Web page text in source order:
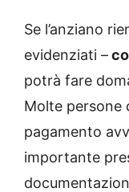
Se l’anziano
evidenziati –
potrà fare
Molte persone
pagamento
importante